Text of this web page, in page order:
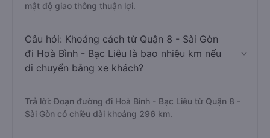
mật độ giao thông thuận lợi.
Câu hỏi: Khoảng cách từ Quận 8 - Sài Gòn
đi Hoà Bình - Bạc Liêu là bao nhiêu km nếu
di chuyển bằng xe khách?
Trả lời: Đoạn đường đi Hoà Bình - Bạc Liêu từ Quận 8 -
Sài Gòn có chiều dài khoảng 296 km.